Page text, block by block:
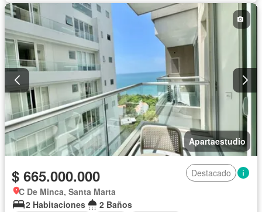
Apartaestudio
$ 665.000.000
Destacado
C De Minca, Santa Marta
2 Habitaciones
2 Baños